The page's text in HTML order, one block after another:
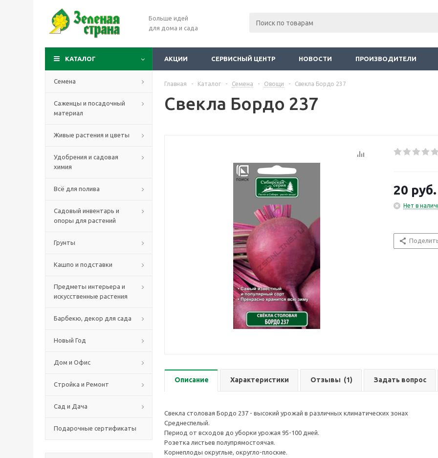
Больше идей
для дома и сада
КАТАЛОГ АКЦИИ СЕРВИСНЫЙ ЦЕНТР НОВОСТИ ПРОИЗВОДИТЕЛИ
Семена
Саженцы и посадочный
материал
Живые растения и цветы
Удобрения и садовая
химия
Всё для полива
Садовый инвентарь и
опоры для растений
Грунты
Кашпо и подставки
Предметы интерьера и
искусственные растения
Барбекю, декор для сада
Новый Год
Дом и Офис
Стройка и Ремонт
Сад и Дача
Подарочные сертификаты
Главная - Каталог - Семена - Овощи - Свекла Бордо 237
Свекла Бордо 237
20 руб.
Нет в
Описание Характеристики Отзывы (1) Задать вопрос
Свекла столовая Бордо 237 - высокий урожай в различных климатических зонах
Среднеспелый.
Период от всходов до уборки урожая 95-100 дней.
Розетка листьев полупрямостоячая.
Корнеплоды округлые, округло-плоские.